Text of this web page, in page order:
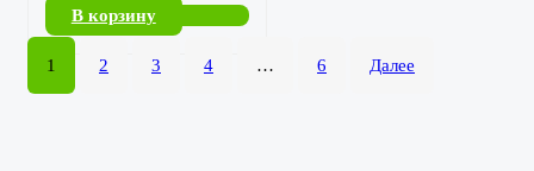
В корзину
1 2 3 4 … 6 Далее